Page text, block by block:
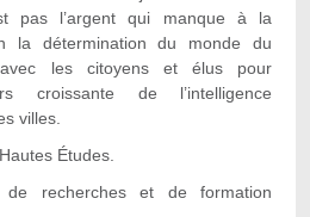
pas l’argent qui manque à la
la détermination du monde du
les citoyens et élus pour
croissante de l’intelligence
villes.
Études.
de recherches et de formation